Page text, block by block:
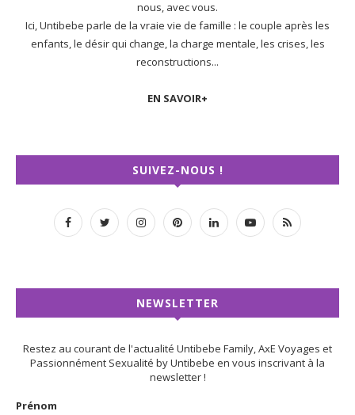
nous, avec vous.
Ici, Untibebe parle de la vraie vie de famille : le couple après les
enfants, le désir qui change, la charge mentale, les crises, les
reconstructions...
EN SAVOIR+
SUIVEZ-NOUS !
NEWSLETTER
Restez au courant de l'actualité Untibebe Family, AxE Voyages et
Passionnément Sexualité by Untibebe en vous inscrivant à la
newsletter !
Prénom